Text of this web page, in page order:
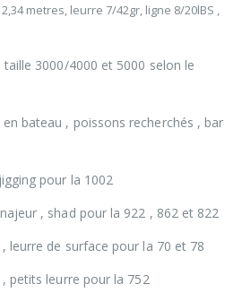
metres, leurre 7/42gr, ligne 8/20lBS ,
3000/4000 et 5000 selon le
bateau , poissons recherchés , bar
pour la 1002
, shad pour la 922 , 862 et 822
leurre de surface pour la 70 et 78
petits leurre pour la 752